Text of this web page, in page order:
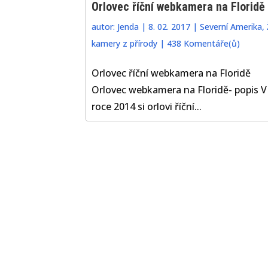
Orlovec říční webkamera na Floridě
autor: Jenda| 8. 02. 2017| Severní Amerika,
kamery z přírody| 438 Komentáře(ů)
Orlovec říční webkamera na Floridě
Orlovec webkamera na Floridě- popis V
roce 2014 si orlovi říční...